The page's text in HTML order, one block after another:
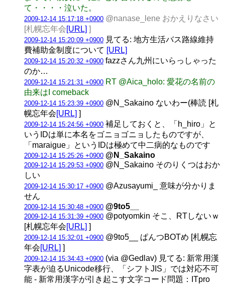
て・・・・泣いた。
2009-12-14 15:17:18 +0900 @nanase_lene おかえりなさい
[札幌忘年会[URL] ]
2009-12-14 15:20:09 +0900 見てる: 地方生活バス路線維持
費補助金制度について [URL]
2009-12-14 15:20:32 +0900 fazzさん九州にいらっしゃった
のか…
2009-12-14 15:21:31 +0900 RT @Aica_holo: 愛花の名前の
由来はI comeback
2009-12-14 15:23:39 +0900 @N_Sakaino ないわー(棒読 [札
幌忘年会[URL] ]
2009-12-14 15:24:56 +0900 補足しておくと、「h_hiro」と
いうIDは単に本名をゴニョゴニョしたものですが、
「maraigue」というIDは極めて中二病的なものです
2009-12-14 15:25:26 +0900 @N_Sakaino
2009-12-14 15:29:53 +0900 @N_Sakaino そのりくつはおか
しい
2009-12-14 15:30:17 +0900 @Azusayumi_ 意味が分かりま
せん
2009-12-14 15:30:48 +0900 @9to5__
2009-12-14 15:31:39 +0900 @potyomkin そこ、RTしないｗ
[札幌忘年会[URL] ]
2009-12-14 15:32:01 +0900 @9to5__ ぱんつBOTめ [札幌忘
年会[URL] ]
2009-12-14 15:34:43 +0900 (via @Gedlav) 見てる: 新常用漢
字表が迫るUnicode移行、「シフトJIS」では対応不可
能 - 新常用漢字が引き起こす文字コード問題：ITpro